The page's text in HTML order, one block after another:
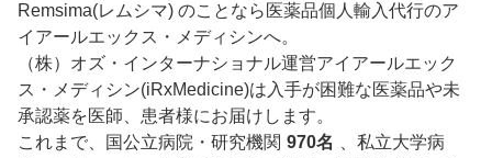
Remsima(レムシマ) のことなら医薬品個人輸入代行のア
イアールエックス・メディシンへ。
（株）オズ・インターナショナル運営アイアールエック
ス・メディシン(iRxMedicine)は入手が困難な医薬品や未
承認薬を医師、患者様にお届けします。
これまで、国公立病院・研究機関 970名
、私立大学病